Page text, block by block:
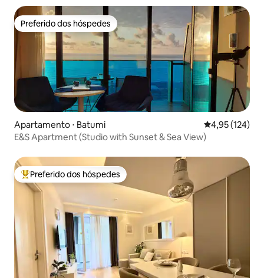
Preferido dos hóspedes
Preferido dos hóspedes
Apartamento ⋅ Batumi 4,95 de uma
4,95 (124)
E&S Apartment (Studio with Sunset & Sea View)
Entre os melhores preferidos dos hóspedes
Preferido dos hóspedes